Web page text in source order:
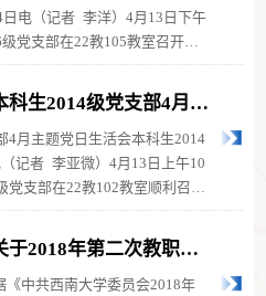
日电（记者 李洋）4月13日下午
党支部在22教105教室召开了
活动。本次活...
科生2014级党支部4月主
4月主题党日生活会本科生2014
记者 李亚微）4月13日上午10
党支部在22教102教室顺利召开
会。本次会议...
于2018年第二次教职工
通知
《中共西南大学委员会2018年